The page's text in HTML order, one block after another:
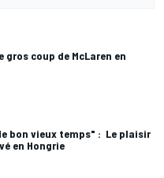
gros coup de McLaren en
bon vieux temps" : Le plaisir
en Hongrie